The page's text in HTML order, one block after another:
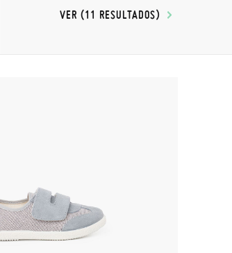
VER (11 RESULTADOS)